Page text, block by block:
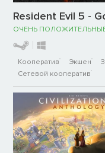
Resident Evil 5 -
ОЧЕНЬ
Кооператив Экшен
Сетевой кооператив